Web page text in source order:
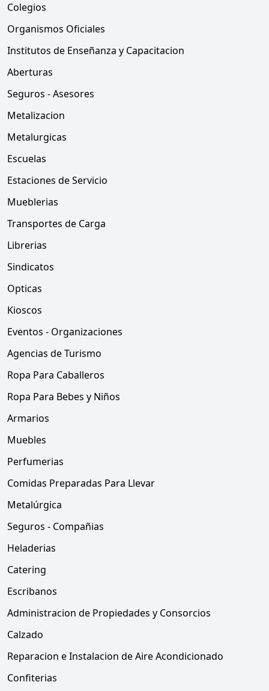
Colegios
Organismos Oficiales
Institutos de Enseñanza y Capacitacion
Aberturas
Seguros - Asesores
Metalizacion
Metalurgicas
Escuelas
Estaciones de Servicio
Mueblerias
Transportes de Carga
Librerias
Sindicatos
Opticas
Kioscos
Eventos - Organizaciones
Agencias de Turismo
Ropa Para Caballeros
Ropa Para Bebes y Niños
Armarios
Muebles
Perfumerias
Comidas Preparadas Para Llevar
Metalúrgica
Seguros - Compañias
Heladerias
Catering
Escribanos
Administracion de Propiedades y Consorcios
Calzado
Reparacion e Instalacion de Aire Acondicionado
Confiterias